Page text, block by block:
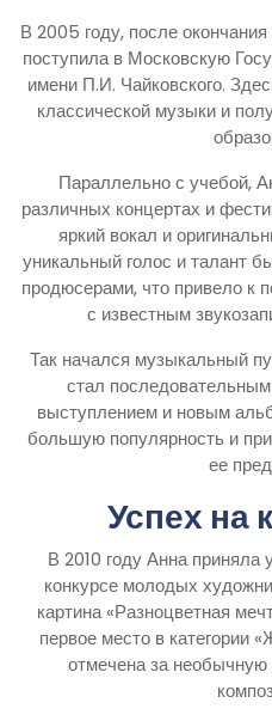
В 2005 году, после
поступила в Московскую
имени П.И. Чайковского.
классической музыки и
Параллельно с учебой,
различных концертах и
яркий вокал и
уникальный голос и талант
продюсерами, что привело к
с известным
Так начался музыкальный
стал
выступлением и новым
большую популярность и
ее
Успех на
В 2010 году Анна
конкурсе молодых
картина «Разноцветная
первое место в категории
отмечена за необычную